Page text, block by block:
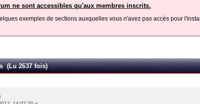
ne sont accessibles qu'aux membres inscrits.
exemples de sections auxquelles vous n'avez pas accès pour
(Lu 2637 fois)